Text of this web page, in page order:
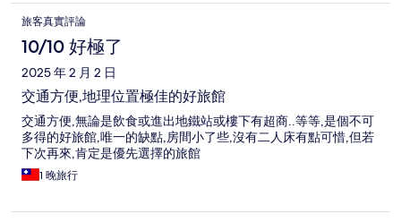
選擇有窗的，但價位也比較貴，但事後覺得有窗戶的選擇是對
的，每天早上出門前可以看一下天氣。房型是with a little extra
space ，入住後才知道房型是無障礙空間的，兩個行李箱都有空
間打開，但是只有一個小床頭櫃和兩層抽屜，沒有更多的桌子或
置物平台，所以很多東西都還是塞回行李箱。無障礙的廁所的淋
浴是沒有另外玻璃隔出來，所以洗完澡地板就容易濕濕的。裡面
提供的備品不多，2合1的沐浴洗頭乳和洗手乳，還有吹風機。因
為倫敦是硬水，還是需要自己帶慣用的洗髮精和護髮乳，不然頭
髮容易打結。 （浴室不知道有時候是不是馬桶管線問題，有時候
會有點味道） 裡面沒有冰箱，建議可以自己帶煮水壺和杯子盤
子，可以在旅館簡單泡個熱飲或是外面買麵包回來吃。 旅館的床
都是一張雙人床，但床型比較小，像我和我妹住，兩個女生還
旅客真實評論
10/10 好極了
2025 年 2 月 2 日
交通方便,地理位置極佳的好旅館
交通方便,無論是飲食或進出地鐵站或樓下有超商..等等,是個不可
多得的好旅館,唯一的缺點,房間小了些,沒有二人床有點可惜,但若
下次再來,肯定是優先選擇的旅館
1 晚旅行